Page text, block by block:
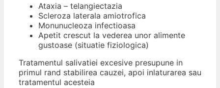
Ataxia – telangiectazia
Scleroza laterala amiotrofica
Monunucleoza infectioasa
Apetit crescut la vederea unor alimente
gustoase (situatie fiziologica)
Tratamentul salivatiei excesive presupune in
primul rand stabilirea cauzei, apoi inlaturarea sau
tratamentul acesteia